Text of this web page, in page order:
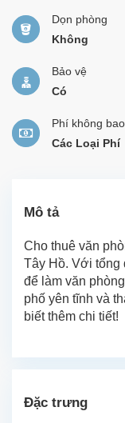
Dọn phòng
Không
Bảo vệ
Có
Phí không
Các Loại Phí
Mô tả
Cho thuê văn
Tây Hồ. Với tổng
để làm văn
phố yên tĩnh và
biết thêm chi tiết!
Đặc trưng